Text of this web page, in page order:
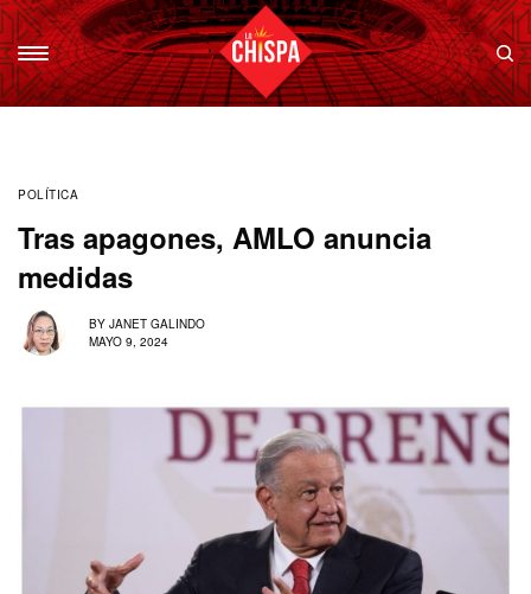
POLÍTICA
Tras apagones, AMLO anuncia
medidas
BY JANET GALINDO
MAYO 9, 2024